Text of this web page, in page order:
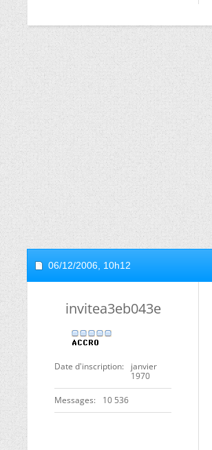
06/12/2006, 10h12
invitea3eb043e
Date d'inscription
janvier
1970
Messages 10 536